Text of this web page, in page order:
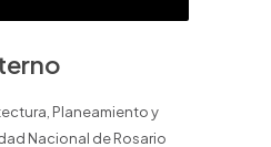
Planeamiento y
Nacional de Rosario